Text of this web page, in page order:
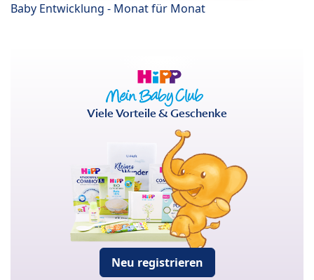
Baby Entwicklung - Monat für Monat
Viele Vorteile & Geschenke
Neu registrieren